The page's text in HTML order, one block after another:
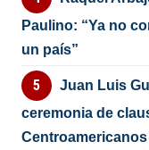
Paulino: “Ya no
un país”
Juan Luis
ceremonia de
Centroamericanos